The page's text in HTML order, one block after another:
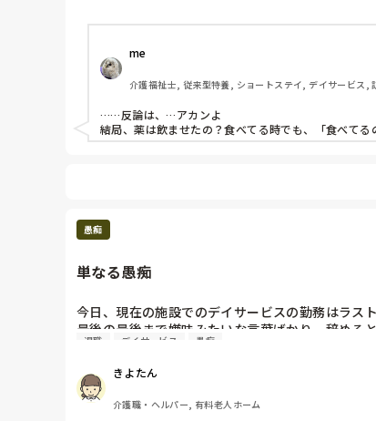
me
介護福祉士, 従来型特養, ショートステイ, デイサービス,
……反論は、…アカンよ
結局、薬は飲ませたの？食べてる時でも、「食べて
愚痴
単なる愚痴
今日、現在の施設でのデイサービスの勤務はラスト
最後の最後まで嫌味みたいな言葉ばかり。辞める
退職 デイサービス 愚痴
きよたん
介護職・ヘルパー, 有料老人ホーム